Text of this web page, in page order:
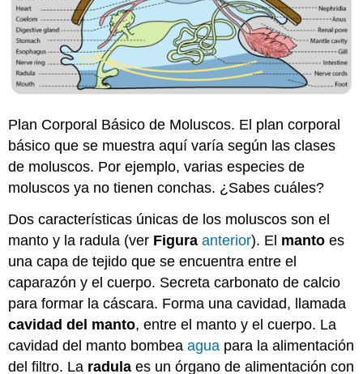
Plan Corporal Básico de Moluscos. El plan corporal
básico que se muestra aquí varía según las clases
de moluscos. Por ejemplo, varias especies de
moluscos ya no tienen conchas. ¿Sabes cuáles?
Dos características únicas de los moluscos son el
manto y la radula (ver Figura anterior). El manto es
una capa de tejido que se encuentra entre el
caparazón y el cuerpo. Secreta carbonato de calcio
para formar la cáscara. Forma una cavidad, llamada
cavidad del manto, entre el manto y el cuerpo. La
cavidad del manto bombeaagua para la alimentación
del filtro. La radula es un órgano de alimentación con